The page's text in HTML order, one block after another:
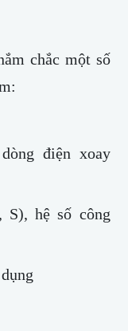
chắc một số
điện xoay
S), hệ số công